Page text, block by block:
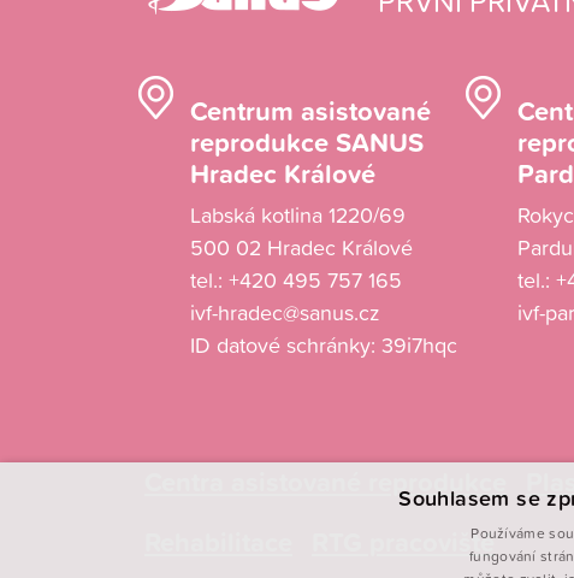
Centrum asistované
reprodukce SANUS
Hradec Králové
Labská kotlina 1220/69
500 02 Hradec Králové
tel.: +420 495 757 165
ivf-hradec@sanus.cz
ID datové schránky: 39i7hqc
tel.:
ivf-
Centra asistované reprodukce
RTG pracoviště
Souhlasem se
Používáme
fungování